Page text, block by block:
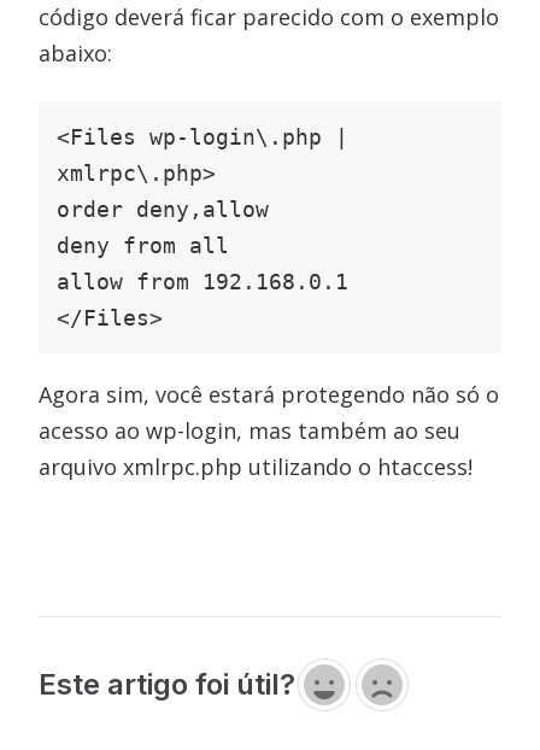
código deverá ficar parecido com o exemplo
abaixo:
<Files wp-login\.php |
xmlrpc\.php>
order deny,allow
deny from all
allow from 192.168.0.1
</Files>
Agora sim, você estará protegendo não só o
acesso ao wp-login, mas também ao seu
arquivo xmlrpc.php utilizando o htaccess!
Este artigo foi útil?